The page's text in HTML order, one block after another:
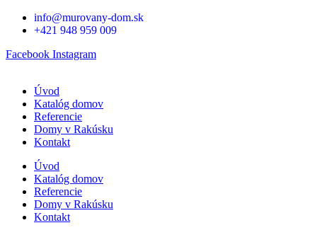
Preskočiťinfo@murovany-dom.sk
+421 948 959 009
Facebook Instagram
Úvod
Katalóg domov
Referencie
Domy v Rakúsku
Kontakt
Úvod
Katalóg domov
Referencie
Domy v Rakúsku
Kontakt